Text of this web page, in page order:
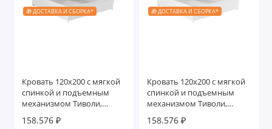
🎁 ДОСТАВКА И СБОРКА*
Кровать 120x200 с мягкой
спинкой и подъемным
механизмом Тиволи,
158.576 ₽
🎁 ДОСТАВКА И СБОРКА*
Кровать 120x200 с мягкой
спинкой и подъемным
механизмом Тиволи,
158.576 ₽